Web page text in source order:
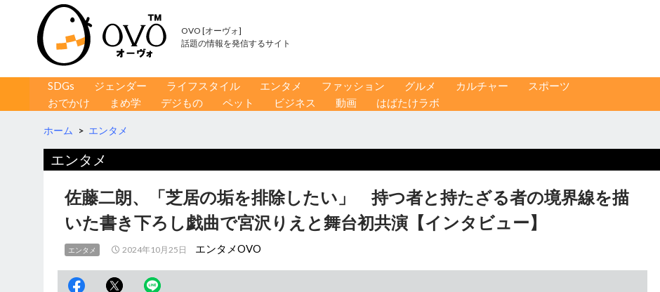
OVO [オーヴォ]
話題の情報を発信するサイト
コンテンツへ移動
SDGs ジェンダー ライフスタイル エンタメ ファッション グルメ カルチャー
スポーツ
おでかけ
まめ学 デジもの ペット ビジネス 動画 はばたけラボ
ホーム > エンタメ
エンタメ
佐藤二朗、「芝居の垢を排除したい」 持つ者と持たざる者の境界線を描
いた書き下ろし戯曲で宮沢りえと舞台初共演【インタビュー】
エンタメ 2024年10月25日 エンタメOVO